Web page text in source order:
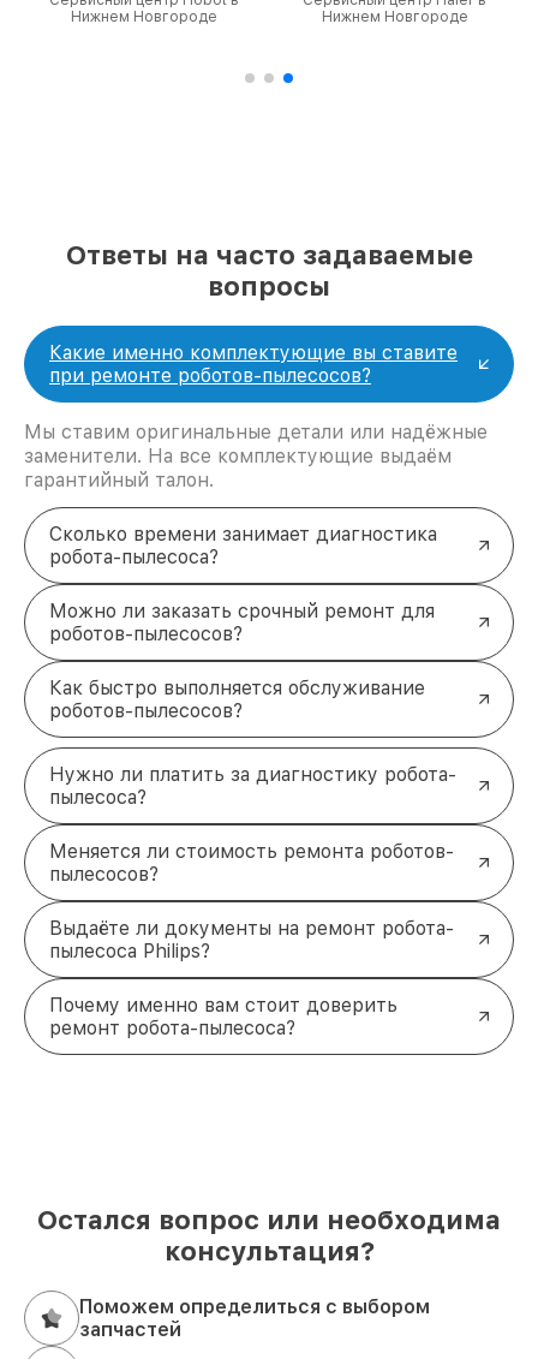
крупногабаритной техники, которые
обеспечат доставку устройств в сервис в
За годы своей деятельности мы получали только
Нижнем Новгороде
Нижнем Новгороде
Ответы на часто задаваемые
вопросы
Какие именно комплектующие вы ставите
при ремонте роботов-пылесосов?
Мы ставим оригинальные детали или надёжные
заменители. На все комплектующие выдаём
гарантийный талон.
Сколько времени занимает диагностика
робота-пылесоса?
Можно ли заказать срочный ремонт для
роботов-пылесосов?
Как быстро выполняется обслуживание
роботов-пылесосов?
Нужно ли платить за диагностику робота-
пылесоса?
Меняется ли стоимость ремонта роботов-
пылесосов?
Выдаёте ли документы на ремонт робота-
пылесоса Philips?
Почему именно вам стоит доверить
ремонт робота-пылесоса?
Остался вопрос или необходима
консультация?
Поможем определиться с выбором
запчастей